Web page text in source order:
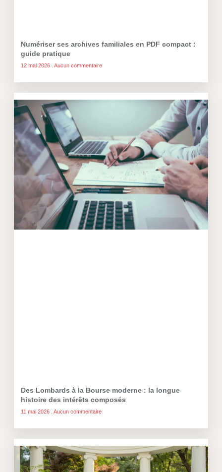
Numériser ses archives familiales en PDF compact :
guide pratique
12 mai 2026 Aucun commentaire
Des Lombards à la Bourse moderne : la longue
histoire des intérêts composés
11 mai 2026 Aucun commentaire